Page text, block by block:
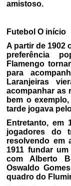
amistoso.
Futebol O início
A partir de 1902
preferência
Flamengo
para
Laranjeiras
acompanhar as
bem o
tarde jogava
Entretanto, em
jogadores do
resolvendo em
1911 fundar
com Alberto
Oswaldo
quadro do